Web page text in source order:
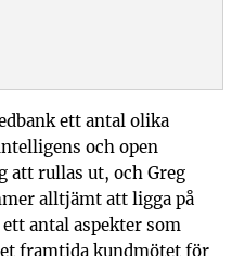
ett antal olika
och open
att rullas ut, och Greg
alltjämt att ligga på
antal aspekter som
framtida kundmötet för